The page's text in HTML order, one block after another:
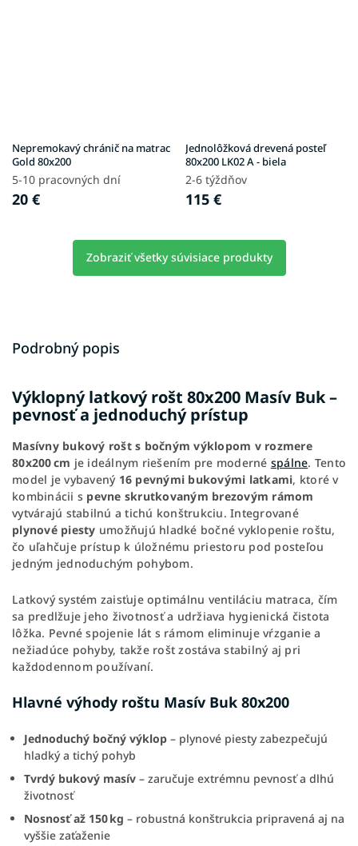
Nepremokavý chránič na matrac
Gold 80x200
5-10 pracovných dní
20 €
Jednolôžková drevená posteľ
80x200 LK02 A - biela
2-6 týždňov
115 €
Zobraziť všetky súvisiace produkty
Podrobný popis
Výklopný latkový rošt 80x200 Masív Buk –
pevnosť a jednoduchý prístup
Masívny bukový rošt s bočným výklopom v rozmere
80x200 cm je ideálnym riešením pre moderné spálne. Tento
model je vybavený 16 pevnými bukovými latkami, ktoré v
kombinácii s pevne skrutkovaným brezovým rámom
vytvárajú stabilnú a tichú konštrukciu. Integrované
plynové piesty umožňujú hladké bočné vyklopenie roštu,
čo uľahčuje prístup k úložnému priestoru pod posteľou
jedným jednoduchým pohybom.
Latkový systém zaisťuje optimálnu ventiláciu matraca, čím
sa predlžuje jeho životnosť a udržiava hygienická čistota
lôžka. Pevné spojenie lát s rámom eliminuje vŕzganie a
nežiadúce pohyby, takže rošt zostáva stabilný aj pri
každodennom používaní.
Hlavné výhody roštu Masív Buk 80x200
Jednoduchý bočný výklop – plynové piesty zabezpečujú
hladký a tichý pohyb
Tvrdý bukový masív – zaručuje extrémnu pevnosť a dlhú
životnosť
Nosnosť až 150 kg – robustná konštrukcia pripravená aj na
vyššie zaťaženie